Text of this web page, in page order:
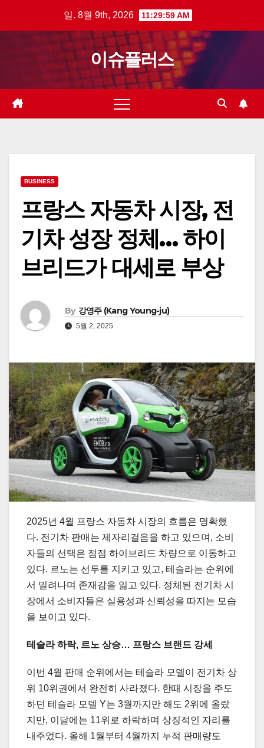
일. 8월 9th, 2026 11:30:00 AM
이슈플러스
BUSINESS
프랑스 자동차 시장, 전
기차 성장 정체… 하이
브리드가 대세로 부상
By 강영주 (Kang Young-ju)
5월 2, 2025
2025년 4월 프랑스 자동차 시장의 흐름은 명확했
다. 전기차 판매는 제자리걸음을 하고 있으며, 소비
자들의 선택은 점점 하이브리드 차량으로 이동하고
있다. 르노는 선두를 지키고 있고, 테슬라는 순위에
서 밀려나며 존재감을 잃고 있다. 정체된 전기차 시
장에서 소비자들은 실용성과 신뢰성을 따지는 모습
을 보이고 있다.
테슬라 하락, 르노 상승… 프랑스 브랜드 강세
이번 4월 판매 순위에서는 테슬라 모델이 전기차 상
위 10위권에서 완전히 사라졌다. 한때 시장을 주도
하던 테슬라 모델 Y는 3월까지만 해도 2위에 올랐
지만, 이달에는 11위로 하락하며 상징적인 자리를
내주었다. 올해 1월부터 4월까지 누적 판매량도